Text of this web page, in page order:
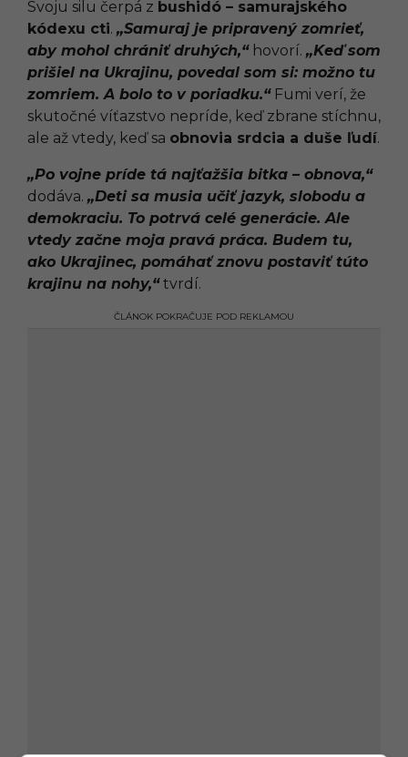
Svoju silu čerpá z bushidó – samurajského
kódexu cti. „Samuraj je pripravený zomrieť,
aby mohol chrániť druhých,“hovorí. „Keď som
prišiel na Ukrajinu, povedal som si: možno tu
zomriem. A bolo to v poriadku.“Fumi verí, že
skutočné víťazstvo nepríde, keď zbrane stíchnu,
ale až vtedy, keď sa obnovia srdcia a duše ľudí.
„Po vojne príde tá najťažšia bitka – obnova,“
dodáva. „Deti sa musia učiť jazyk, slobodu a
demokraciu. To potrvá celé generácie. Ale
vtedy začne moja pravá práca. Budem tu,
ako Ukrajinec, pomáhať znovu postaviť túto
krajinu na nohy,“tvrdí.
ČLÁNOK POKRAČUJE POD REKLAMOU